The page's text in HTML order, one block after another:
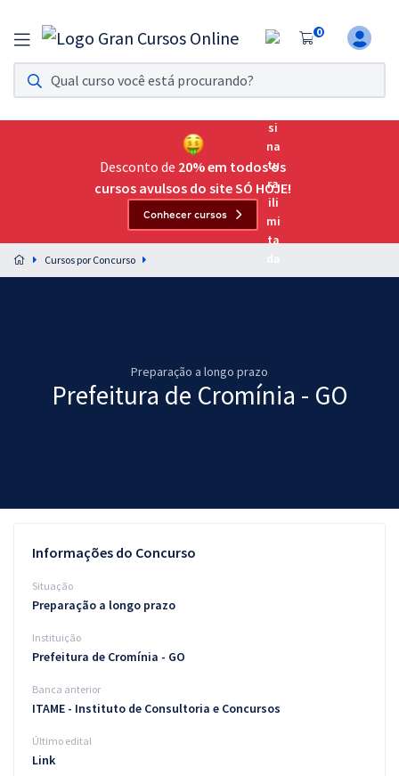
0
Assinatura Ilimitada 11
Acesso a todos os cursos. Teste grátis por 7 dias!
Assinatura OAB Até Passar
Acesso ilimitado a toda preparação para o Exame da
Preparação completa e intensiva para as principais
residências em saúde do Brasil
Questões grátis
Blog
Aprovados
Atendimento
Desconto de 20% em todos os
cursos avulsos do site SÓ HOJE!
Conhecer cursos
Cursos por Concurso
Preparação a longo prazo
Prefeitura de Cromínia - GO
Informações do Concurso
Situação
Preparação a longo prazo
Instituição
Prefeitura de Cromínia - GO
Banca anterior
ITAME - Instituto de Consultoria e Concursos
Último edital
Link